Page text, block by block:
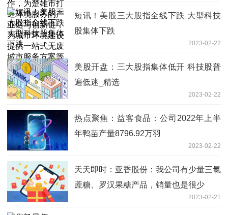
设提供一站式无废城市服务方案等
短讯！美股三大股指全线下跌 大型科技
股集体下跌
2023-02-22
美股开盘：三大股指集体低开 科技股普
遍低迷_精选
2023-02-22
热点聚焦：益客食品：公司2022年上半
年鸭苗产量8796.92万羽
2023-02-22
天天即时：亚香股份：我公司有少量三氯
蔗糖、罗汉果糖产品，销量也是很少
2023-02-21